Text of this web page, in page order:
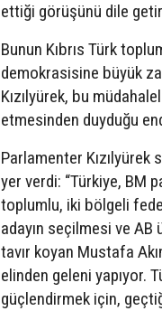
ettiği görüşünü dile
Bunun Kıbrıs Türk
demokrasisine büyük
Kızılyürek, bu
etmesinden duyduğu
Parlamenter
yer verdi: “Türkiye, BM
toplumlu, iki bölgeli
adayın seçilmesi ve AB
tavır koyan Mustafa
elinden geleni yapıyor.
güçlendirmek için,